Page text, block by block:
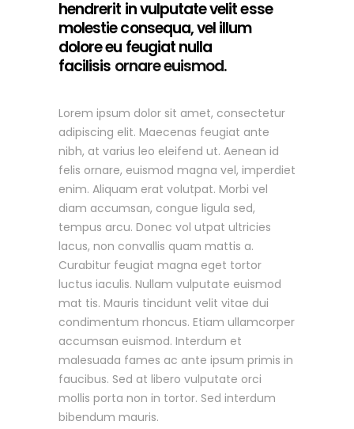
hendrerit in vulputate velit esse
molestie consequa, vel illum
dolore eu feugiat nulla
facilisis ornare euismod.
Lorem ipsum dolor sit amet, consectetur
adipiscing elit. Maecenas feugiat ante
nibh, at varius leo eleifend ut. Aenean id
felis ornare, euismod magna vel, imperdiet
enim. Aliquam erat volutpat. Morbi vel
diam accumsan, congue ligula sed,
tempus arcu. Donec vol utpat ultricies
lacus, non convallis quam mattis a.
Curabitur feugiat magna eget tortor
luctus iaculis. Nullam vulputate euismod
mat tis. Mauris tincidunt velit vitae dui
condimentum rhoncus. Etiam ullamcorper
accumsan euismod. Interdum et
malesuada fames ac ante ipsum primis in
faucibus. Sed at libero vulputate orci
mollis porta non in tortor. Sed interdum
bibendum mauris.